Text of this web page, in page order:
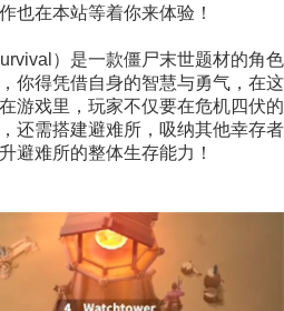
也在本站等着你来体验！
）是一款僵尸末世题材的角色
你得凭借自身的智慧与勇气，在这
游戏里，玩家不仅要在危机四伏的
还需搭建避难所，吸纳其他幸存者
避难所的整体生存能力！